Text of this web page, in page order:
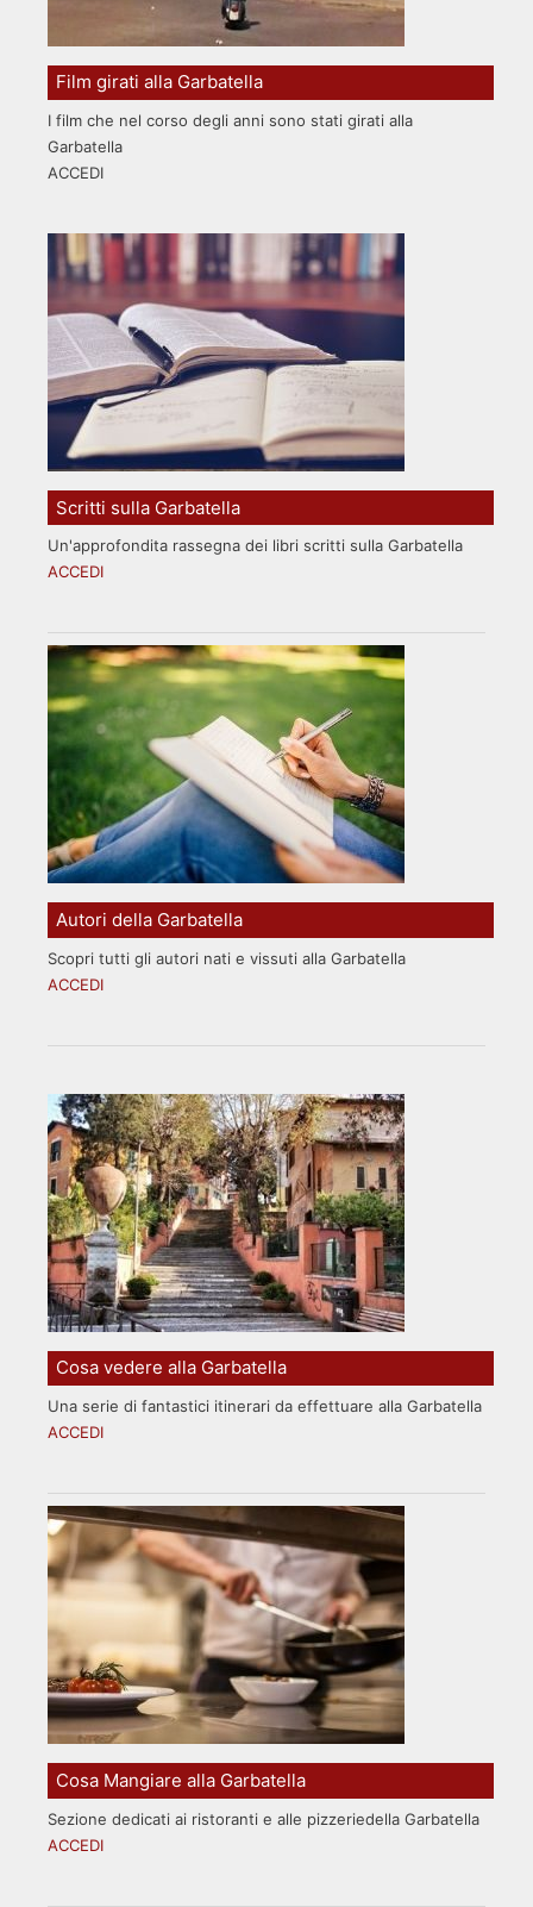
Film girati alla Garbatella
I film che nel corso degli anni sono stati girati alla
Garbatella
ACCEDI
Scritti sulla Garbatella
Un'approfondita rassegna dei libri scritti sulla Garbatella
ACCEDI
Autori della Garbatella
Scopri tutti gli autori nati e vissuti alla Garbatella
ACCEDI
Cosa vedere alla Garbatella
Una serie di fantastici itinerari da effettuare alla Garbatella
ACCEDI
Cosa Mangiare alla Garbatella
Sezione dedicati ai ristoranti e alle pizzeriedella Garbatella
ACCEDI